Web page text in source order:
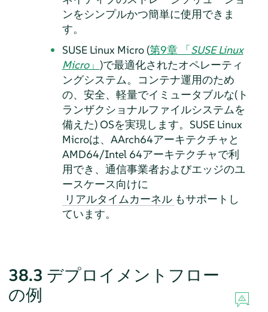
ンをシンプルかつ簡単に使用できま
す。
SUSE Linux Micro (第9章 「SUSE Linux
Micro」 )で最適化されたオペレーティ
ングシステム。コンテナ運用のため
の、安全、軽量でイミュータブルな(ト
ランザクショナルファイルシステムを
備えた) OSを実現します。SUSE Linux
Microは、AArch64アーキテクチャと
AMD64/Intel 64アーキテクチャで利
用でき、通信事業者およびエッジのユ
ースケース向けに
リアルタイムカーネル もサポートし
ています。
38.3 デプロイメントフロー
の例